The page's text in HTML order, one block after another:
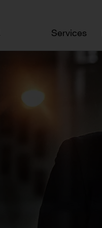
Services